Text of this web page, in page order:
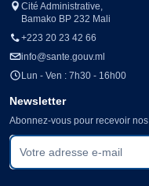
Cité Administrative,
Bamako BP 232 Mali
+223 20 23 42 66
info@sante.gouv.ml
Lun - Ven : 7h30 - 16h00
Newsletter
Abonnez-vous pour recevoir
Votre adresse e-mail